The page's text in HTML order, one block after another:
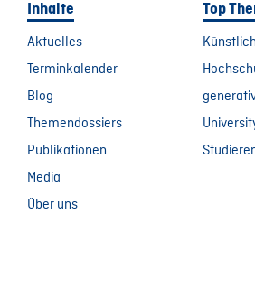
Inhalte
Aktuelles
Terminkalender
Blog
Themendossiers
Publikationen
Media
Über uns
Top